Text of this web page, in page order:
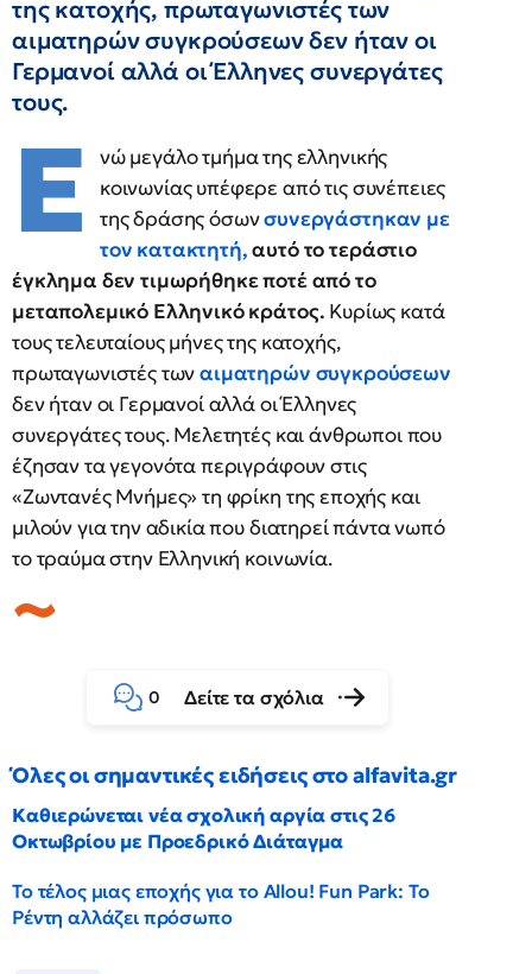
της κατοχής, πρωταγωνιστές των
αιματηρών συγκρούσεων δεν ήταν οι
Γερμανοί αλλά οι Έλληνες συνεργάτες
τους.
Ε
νώ μεγάλο τμήμα της ελληνικής
κοινωνίας υπέφερε από τις συνέπειες
της δράσης όσωνσυνεργάστηκαν με
τον κατακτητή, αυτό το τεράστιο
έγκλημα δεν τιμωρήθηκε ποτέ από το
μεταπολεμικό Ελληνικό κράτος. Κυρίως κατά
τους τελευταίους μήνες της κατοχής,
πρωταγωνιστές τωναιματηρών συγκρούσεων
δεν ήταν οι Γερμανοί αλλά οι Έλληνες
συνεργάτες τους. Μελετητές και άνθρωποι που
έζησαν τα γεγονότα περιγράφουν στις
«Ζωντανές Μνήμες» τη φρίκη της εποχής και
μιλούν για την αδικία που διατηρεί πάντα νωπό
το τραύμα στην Ελληνική κοινωνία.
0 Δείτε τα σχόλια
Όλες οι σημαντικές ειδήσεις στο alfavita.gr
Καθιερώνεται νέα σχολική αργία στις 26
Οκτωβρίου με Προεδρικό Διάταγμα
Το τέλος μιας εποχής για το Allou! Fun Park: Το
Ρέντη αλλάζει πρόσωπο